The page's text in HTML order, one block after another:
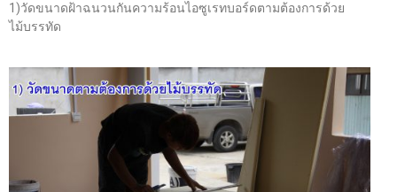
1)วัดขนาดฝ้าฉนวนกันความร้อนไอซูเรทบอร์ดตามต้องการด้วย
ไม้บรรทัด